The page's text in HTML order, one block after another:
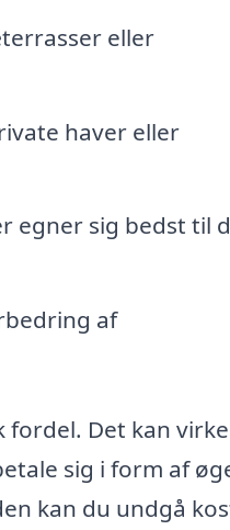
eller
haver eller
egner sig bedst til
af
Det kan
sig i form af
kan du undgå